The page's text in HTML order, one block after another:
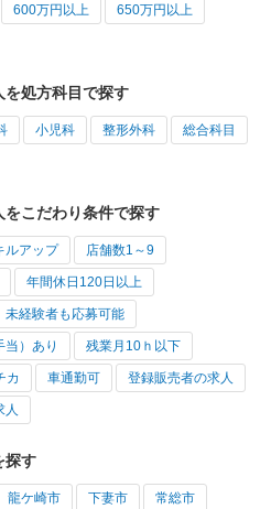
600万円以上 650万円以上
を処方科目で探す
小児科 整形外科 総合科目
こだわり条件で探す
ルアップ 店舗数1～9
年間休日120日以上
未経験者も応募可能
当）あり 残業月10ｈ以下
カ 車通勤可 登録販売者の求人
人
探す
龍ケ崎市 下妻市 常総市